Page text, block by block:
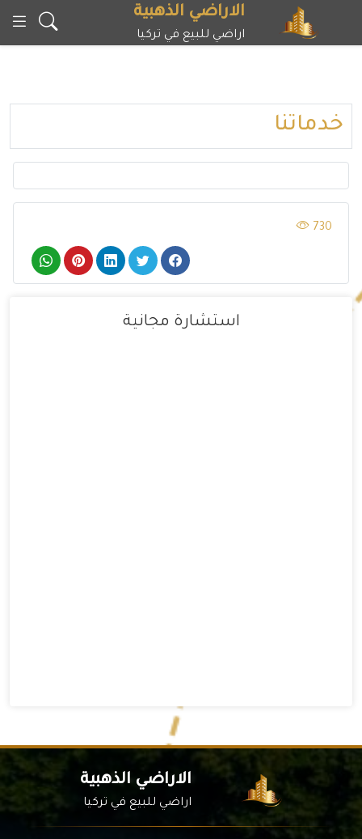
المحتوى
الاراضي الذهبية
اراضي للبيع في تركيا
خدماتنا
730
استشارة مجانية
الاراضي الذهبية
اراضي للبيع في تركيا